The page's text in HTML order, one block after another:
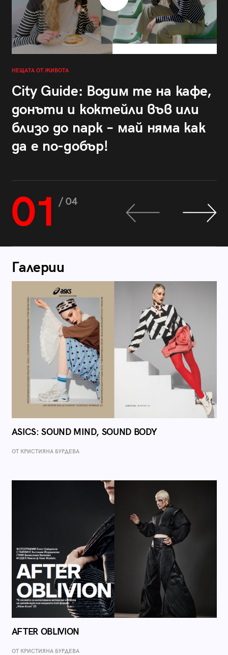
НЕЩАТА ОТ ЖИВОТА
City Guide: Водим те на кафе,
донъти и коктейли във или
близо до парк – май няма как
да е по-добър!
01 / 04
Галерии
ASICS: SOUND MIND, SOUND BODY
ОТ КРИСТИЯНА БУРДЕВА
AFTER OBLIVION
ОТ КРИСТИЯНА БУРДЕВА